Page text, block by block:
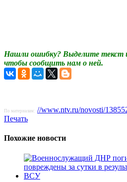
Нашли ошибку? Выделите текст
чтобы сообщить нам о ней.
По материалам: //www.ntv.ru/novosti/
Печать
Похожие новости